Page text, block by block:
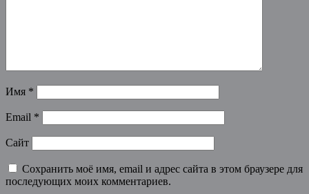
Имя *
Email *
Сайт
Сохранить моё имя, email и адрес сайта в этом браузере для
последующих моих комментариев.